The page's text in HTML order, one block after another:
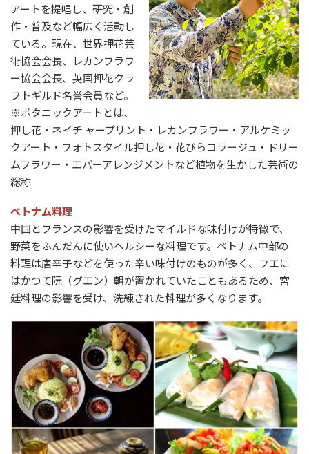
アートを提唱し、研究・創
作・普及など幅広く活動し
ている。現在、世界押花芸
術協会会長、レカンフラワ
ー協会会長、英国押花クラ
フトギルド名誉会員など。
※ボタニックアートとは、
押し花・ネイチ ャープリント・レカンフラワー・アルケミッ
クアート・フォトスタイル押し花・花びらコラージュ・ドリー
ムフラワー・エバーアレンジメントなど植物を生かした芸術の
総称
ベトナム料理
中国とフランスの影響を受けたマイルドな味付けが特徴で、
野菜をふんだんに使いヘルシーな料理です。ベトナム中部の
料理は唐辛子などを使った辛い味付けのものが多く、フエに
はかつて阮（グエン）朝が置かれていたこともあるため、宮
廷料理の影響を受け、洗練された料理が多くなります。